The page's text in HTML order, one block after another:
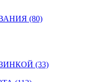
(80)
(33)